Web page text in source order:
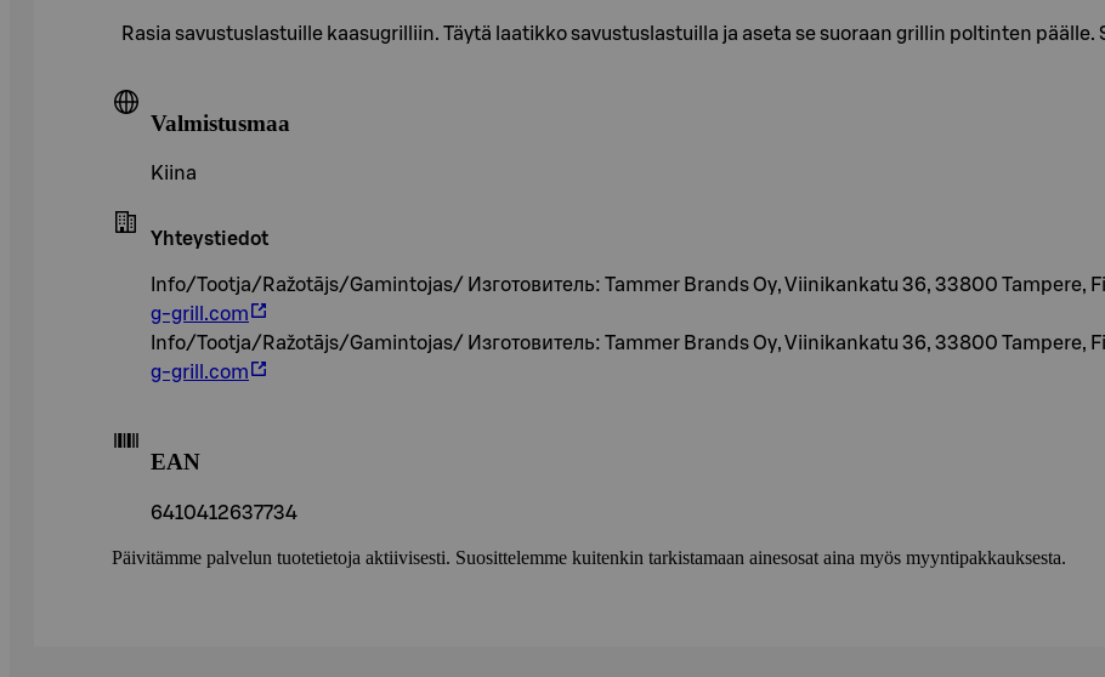
Rasia savustuslastuille kaasugrilliin. Täytä laatikko savustuslastuilla ja aseta se suoraan grillin poltinten päälle.
Valmistusmaa
Kiina
Yhteystiedot
Info/Tootja/Ražotājs/Gamintojas/ Изготовитель: Tammer Brands Oy, Viinikankatu 36, 33800
g-grill.com
Info/Tootja/Ražotājs/Gamintojas/ Изготовитель: Tammer Brands Oy, Viinikankatu 36, 33800
g-grill.com
EAN
6410412637734
Päivitämme palvelun tuotetietoja aktiivisesti. Suosittelemme kuitenkin tarkistamaan ainesosat aina myös myyntipakkauksesta.